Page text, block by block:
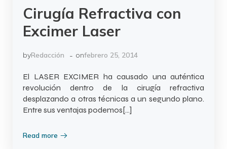
Cirugía Refractiva con
Excimer Laser
byRedacción - onfebrero 25, 2014
El LASER EXCIMER ha causado una auténtica
revolución dentro de la cirugía refractiva
desplazando a otras técnicas a un segundo plano.
Entre sus ventajas podemos[…]
Read more